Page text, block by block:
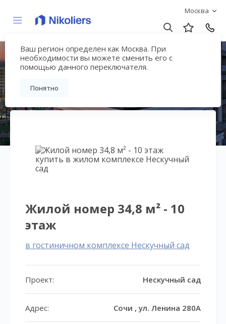
Москва
Ваш регион определен как Москва. При
необходимости вы можете сменить его с
помощью данного переключателя.
Понятно
Нескучный сад
Вернуться на страницу гостиничного
Жилой номер 34,8 м² - 10
этаж
в гостиничном комплексе Нескучный сад
Проект: Нескучный сад
Адрес: Сочи , ул. Ленина 280А